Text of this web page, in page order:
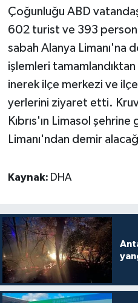
Çoğunluğu ABD
602 turist ve 393
sabah Alanya Limanı'na
işlemleri
inerek ilçe merkezi ve
yerlerini ziyaret etti.
Kıbrıs'ın Limasol
Limanı'ndan demir
Kaynak: DHA
Yaşam